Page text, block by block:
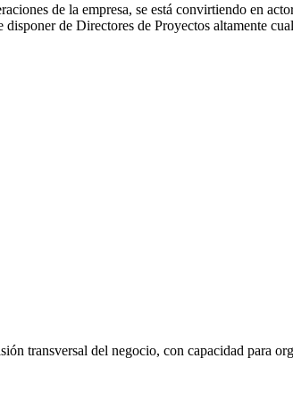
de la empresa, se está convirtiendo en
de Directores de Proyectos altamente
transversal del negocio, con capacidad para